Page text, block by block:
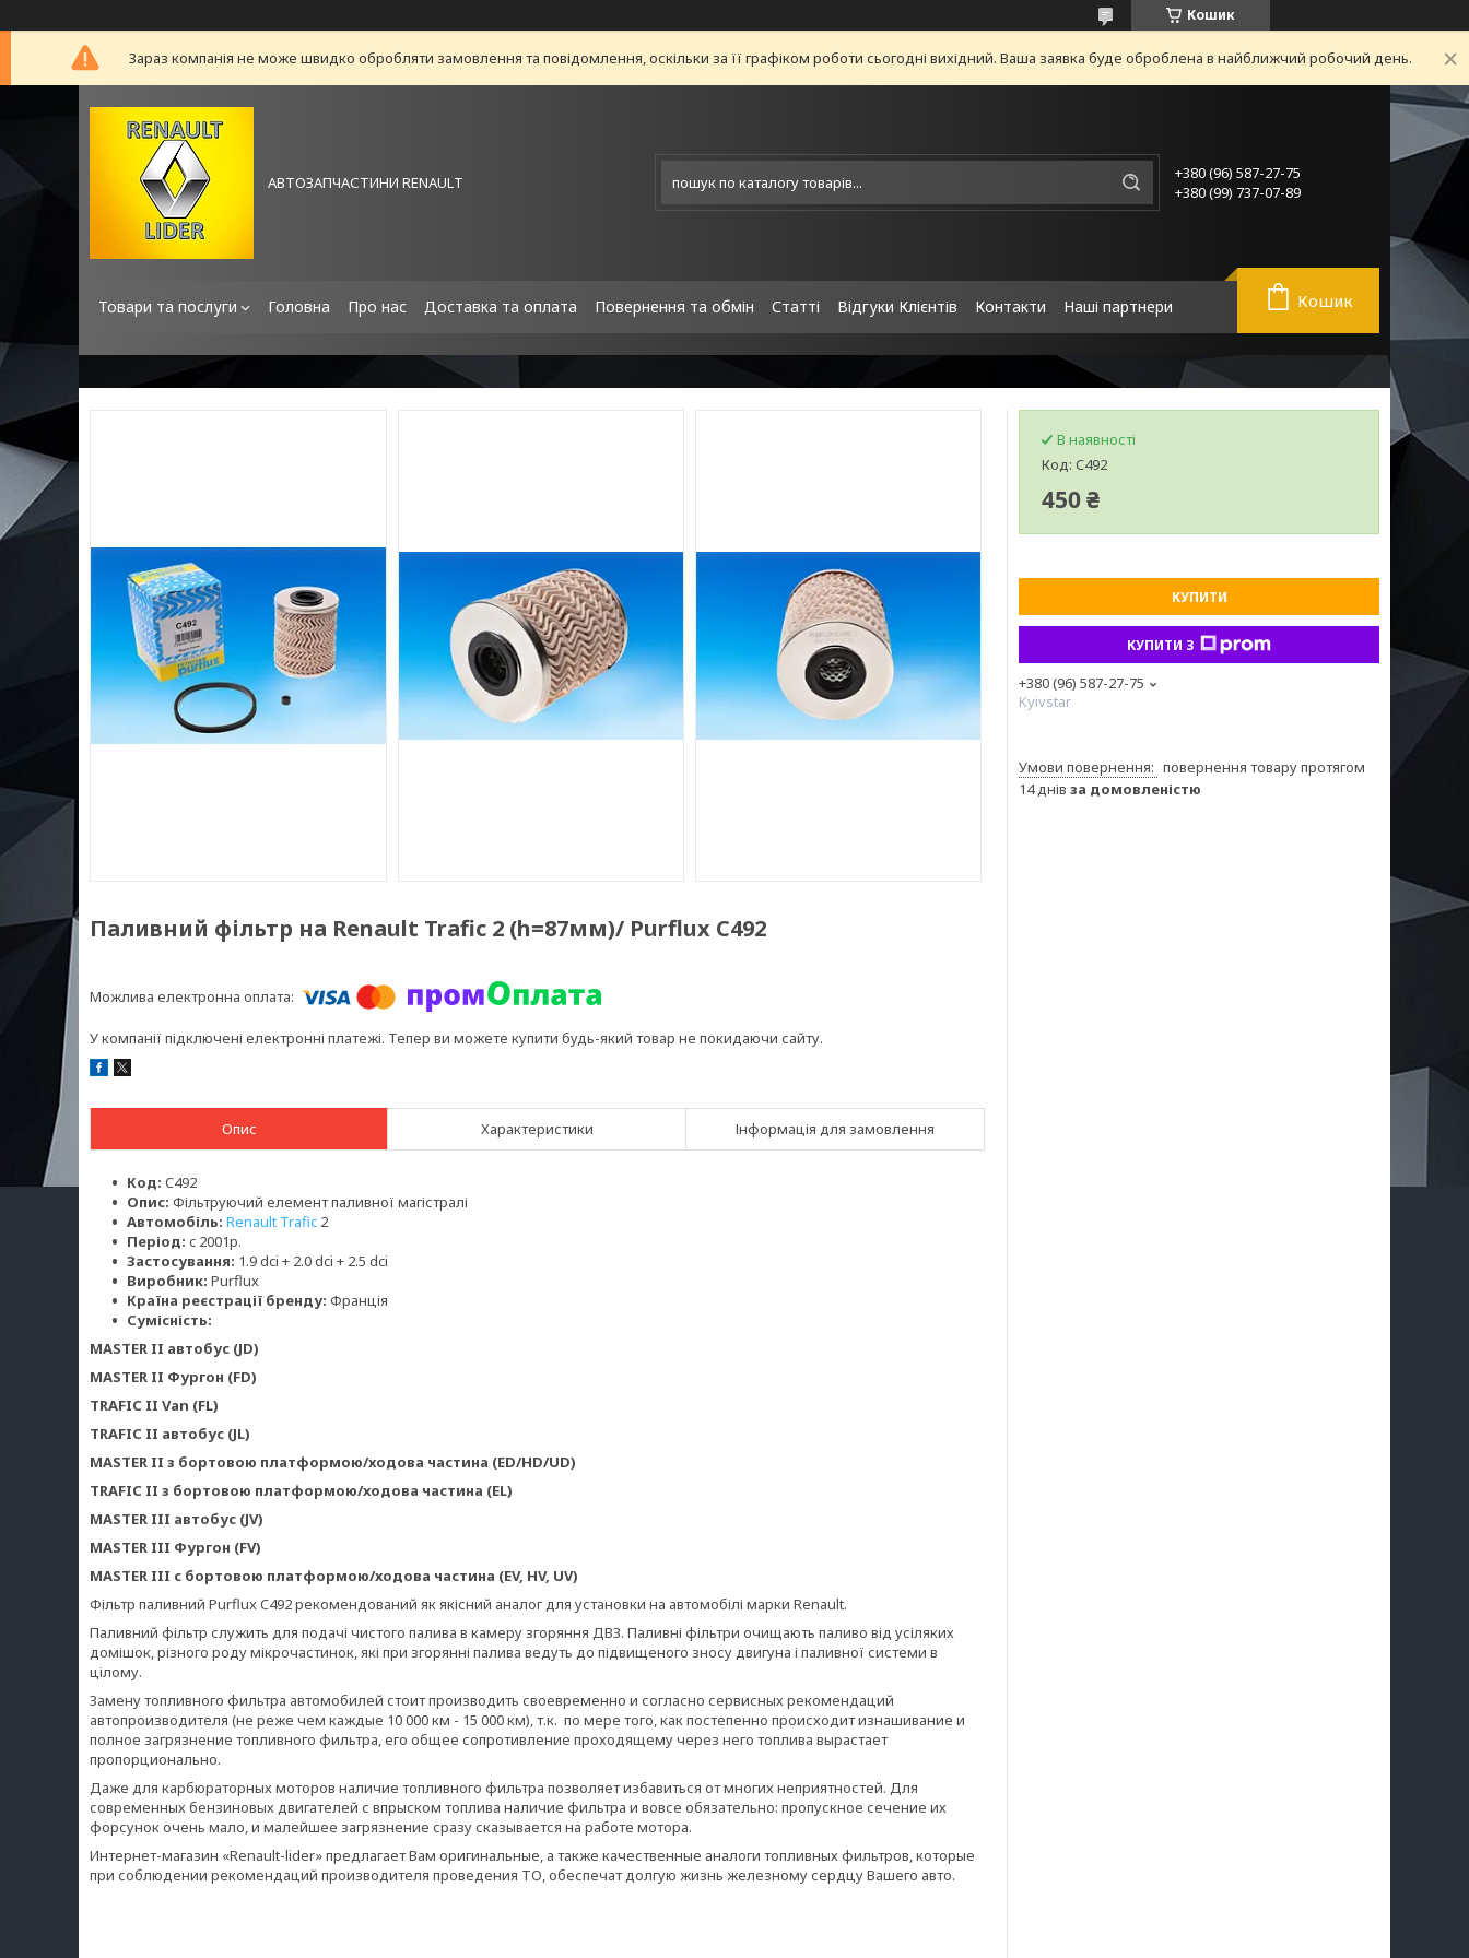
Кошик
Зараз компанія не може швидко обробляти замовлення та повідомлення, оскільки за її графіком роботи сьогодні вихідний. Ваша заявка буде оброблена в найближчий робочий день.
АВТОЗАПЧАСТИНИ RENAULT
+380 (96) 587-27-75
+380 (99) 737-07-89
Товари та послуги Головна Про нас Доставка та оплата Повернення та обмін Статті Відгуки Клієнтів Контакти Наші партнери Кошик
Паливний фільтр на Renault Trafic 2 (h=87мм)/ Purflux C492
У компанії підключені електронні платежі. Тепер ви можете купити будь-який товар не покидаючи сайту.
Опис Характеристики Інформація для замовлення
Код: C492
Опис: Фільтруючий елемент паливної магістралі
Автомобіль: Renault Trafic 2
Період: c 2001р.
Застосування: 1.9 dci + 2.0 dci + 2.5 dci
Виробник: Purflux
Країна реєстрації бренду: Франція
Сумісність:
MASTER II автобус (JD)
MASTER II Фургон (FD)
TRAFIC II Van (FL)
TRAFIC II автобус (JL)
MASTER II з бортовою платформою/ходова частина (ED/HD/UD)
TRAFIC II з бортовою платформою/ходова частина (EL)
MASTER III автобус (JV)
MASTER III Фургон (FV)
MASTER III c бортовою платформою/ходова частина (EV, HV, UV)
Фільтр паливний Purflux C492 рекомендований як якісний аналог для установки на автомобілі марки Renault.
Паливний фільтр служить для подачі чистого палива в камеру згоряння ДВЗ. Паливні фільтри очищають паливо від усіляких
домішок, різного роду мікрочастинок, які при згорянні палива ведуть до підвищеного зносу двигуна і паливної системи в
цілому.
Замену топливного фильтра автомобилей стоит производить своевременно и согласно сервисных рекомендаций
автопроизводителя (не реже чем каждые 10 000 км - 15 000 км), т.к. по мере того, как постепенно происходит изнашивание и
полное загрязнение топливного фильтра, его общее сопротивление проходящему через него топлива вырастает
пропорционально.
Даже для карбюраторных моторов наличие топливного фильтра позволяет избавиться от многих неприятностей. Для
современных бензиновых двигателей с впрыском топлива наличие фильтра и вовсе обязательно: пропускное сечение их
форсунок очень мало, и малейшее загрязнение сразу сказывается на работе мотора.
Интернет-магазин «Renault-lider» предлагает Вам оригинальные, а также качественные аналоги топливных фильтров, которые
при соблюдении рекомендаций производителя проведения ТО, обеспечат долгую жизнь железному сердцу Вашего авто.
В наявності
Код: C492
450 ₴
КУПИТИ
КУПИТИ З
+380 (96) 587-27-75
Kyivstar
повернення товару протягом
14 днів за домовленістю